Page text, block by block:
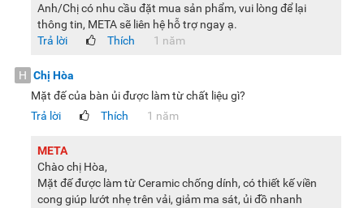
Anh/Chị có nhu cầu đặt mua sản phẩm, vui lòng để lại
thông tin, META sẽ liên hệ hỗ trợ ngay ạ.
Trả lời
Thích 1 năm
H Chị Hòa
Mặt đế của bàn ủi được làm từ chất liệu gì?
Trả lời
Thích 1 năm
META
Chào chị Hòa,
Mặt đế được làm từ Ceramic chống dính, có thiết kế viền
cong giúp lướt nhẹ trên vải, giảm ma sát, ủi đồ nhanh